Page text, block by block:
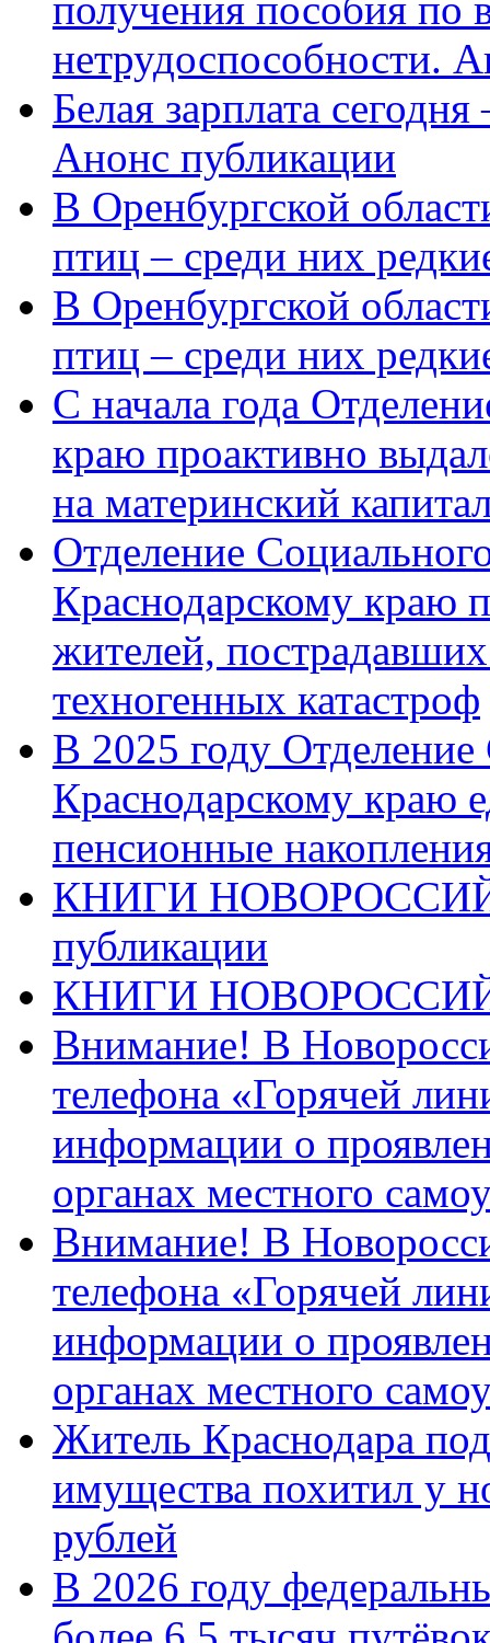
получения пособия по
нетрудоспособности.
Белая зарплата
Анонс публикации
В Оренбургской
птиц – среди них
В Оренбургской
птиц – среди них
С начала года
краю проактивно
на материнский
Отделение
Краснодарскому краю
жителей,
техногенных катастроф
В 2025 году
Краснодарскому краю
пенсионные
КНИГИ
публикации
КНИГИ
Внимание! В
телефона «Горячей
информации о
органах местного
Внимание! В
телефона «Горячей
информации о
органах местного
Житель Краснодара
имущества похитил у
рублей
В 2026 году